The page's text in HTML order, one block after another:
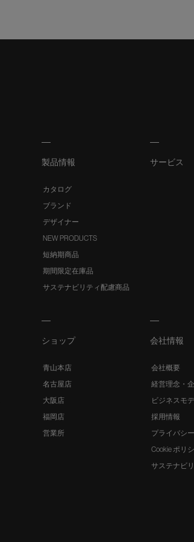
製品情報
カタログ
ブランド
デザイナー
NEW PRODUCTS
短納期商品
期間限定在庫品
サステナビリティ配慮商品
サービス
ショップ
青山本店
名古屋店
大阪店
福岡店
営業所
会社情報
会社概要
経営理念・
ビジネスモ
採用情報
プライバシ
Cookie ポリ
サステナビ